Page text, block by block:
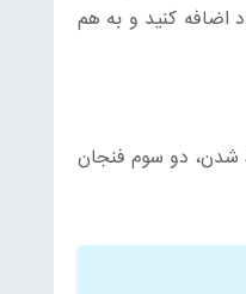
اضافه کنید و به هم
شدن، دو سوم فنجان